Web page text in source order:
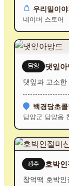
우리밀이
네이버 스토어
담양 댓잎
댓잎과 고소
백경당초
담양군 담양읍
광주 호박
창억떡 호박